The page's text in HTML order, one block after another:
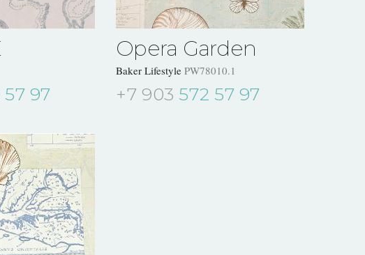
57 97
Opera Garden
Baker Lifestyle PW78010.1
+7 903 572 57 97